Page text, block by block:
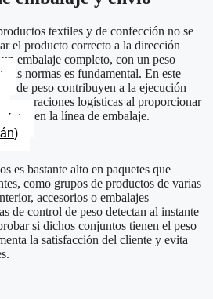
)
)
)
textiles y de confección no se
el producto correcto a la dirección
embalaje completo, con un peso
las normas es fundamental. En este
de peso contribuyen a la ejecución
operaciones logísticas al proporcionar
en la línea de embalaje.
es bastante alto en paquetes que
como grupos de productos de varias
accesorios o embalajes
de control de peso detectan al instante
si dichos conjuntos tienen el peso
la satisfacción del cliente y evita